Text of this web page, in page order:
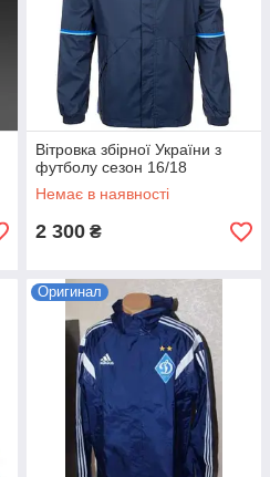
Вітровка збірної України з
футболу сезон 16/18
Немає в наявності
2 300 ₴
Оригинал